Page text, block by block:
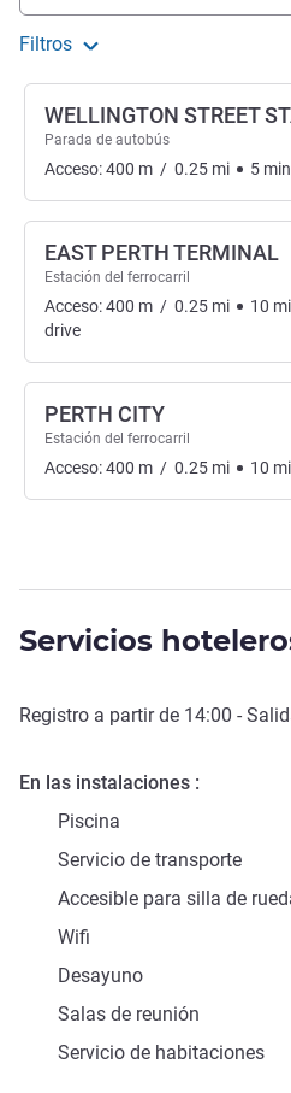
Filtros
WELLINGTON STREET
Parada de autobús
Acceso:400 m / 0.25 mi 5 min
EAST PERTH TERMINAL
Estación del ferrocarril
Acceso:400 m / 0.25 mi 10
drive
PERTH CITY
Estación del ferrocarril
Acceso:400 m / 0.25 mi 10
Servicios
Registro a partir de 14:00 -
En las instalaciones
Piscina
Servicio de transporte
Accesible para silla de
Wifi
Desayuno
Salas de reunión
Servicio de habitaciones